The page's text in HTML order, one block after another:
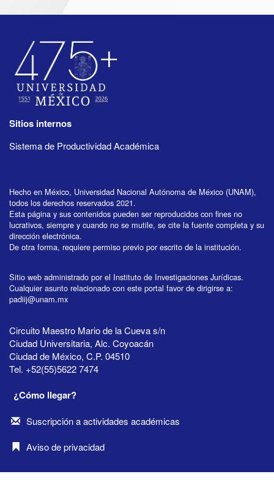
Sitios internos
Sistema de Productividad Académica
Hecho en México, Universidad Nacional Autónoma de México (UNAM),
todos los derechos reservados 2021.
Esta página y sus contenidos pueden ser reproducidos con fines no
lucrativos, siempre y cuando no se mutile, se cite la fuente completa y su
dirección electrónica.
De otra forma, requiere permiso previo por escrito de la institución.
Sitio web administrado por el Instituto de Investigaciones Jurídicas.
Cualquier asunto relacionado con este portal favor de dirigirse a:
padiij@unam.mx
Circuito Maestro Mario de la Cueva s/n
Ciudad Universitaria, Alc. Coyoacán
Ciudad de México, C.P. 04510
Tel. +52(55)5622 7474
¿Cómo llegar?
Suscripción a actividades académicas
Aviso de privacidad